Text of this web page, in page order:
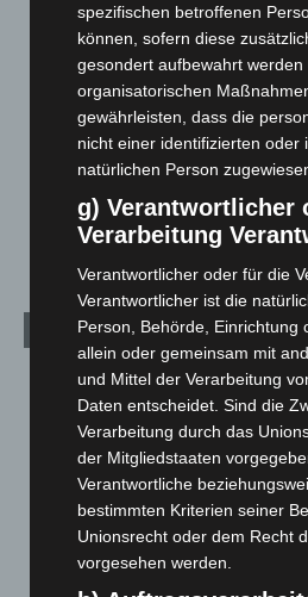
Hannover und Region
Langenhagen und Ortsteile
Leserbriefe
Menschen
Über uns
Veranstaltungen
Archiv
August 2026(12)
Juli 2026(73)
Juni 2026(139)
Mai 2026(99)
April 2026
März 2026(115)
spezifischen betroffenen
können, sofern diese
gesondert aufbewahrt
organisatorischen
gewährleisten, dass die
nicht einer identifizierten oder
natürlichen Person
g) Verantwortlicher
Verarbeitung
Verantwortlicher oder für die
Verantwortlicher ist die
Person, Behörde, Einrichtung
allein oder gemeinsam mit
und Mittel der Verarbeitung
Daten entscheidet. Sind die
Verarbeitung durch das
der Mitgliedstaaten
Verantwortliche
bestimmten Kriterien seiner
Unionsrecht oder dem Recht
vorgesehen werden.